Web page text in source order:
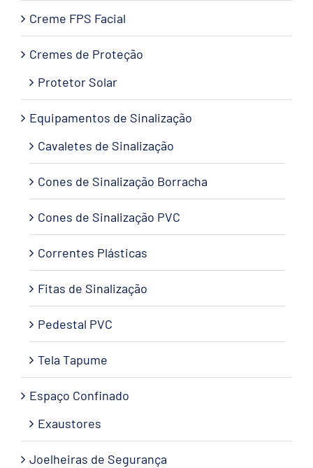
Creme FPS Facial
Cremes de Proteção
Protetor Solar
Equipamentos de Sinalização
Cavaletes de Sinalização
Cones de Sinalização Borracha
Cones de Sinalização PVC
Correntes Plásticas
Fitas de Sinalização
Pedestal PVC
Tela Tapume
Espaço Confinado
Exaustores
Joelheiras de Segurança